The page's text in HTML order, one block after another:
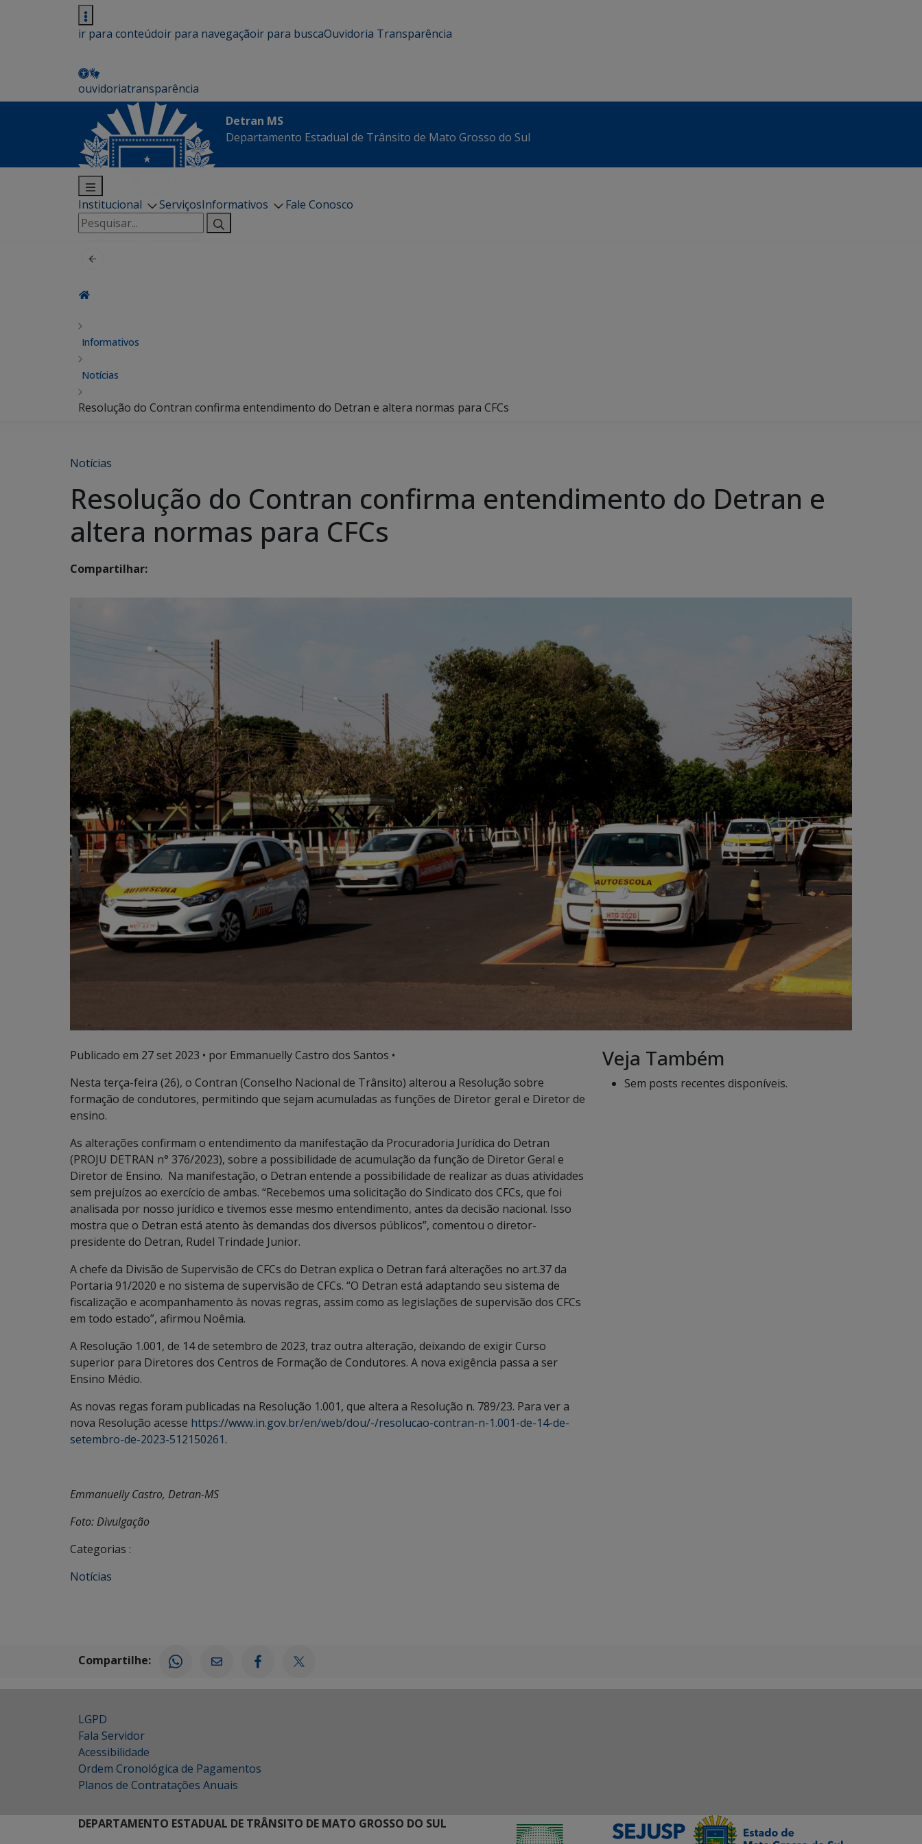
ir para conteúdoir para navegaçãoir para buscaOuvidoria Transparência
ouvidoriatransparência
Detran MS
Departamento Estadual de Trânsito de Mato Grosso do Sul
Institucional ServiçosInformativos
Fale Conosco
Pesquisar
por:
Informativos
Notícias
Resolução do Contran confirma entendimento do Detran e altera normas para CFCs
Notícias
Resolução do Contran confirma entendimento do Detran e
altera normas para CFCs
Compartilhar:
Publicado em 27 set 2023 • por Emmanuelly Castro dos Santos •
Nesta terça-feira (26), o Contran (Conselho Nacional de Trânsito) alterou a Resolução sobre
formação de condutores, permitindo que sejam acumuladas as funções de Diretor geral e Diretor de
ensino.
As alterações confirmam o entendimento da manifestação da Procuradoria Jurídica do Detran
(PROJU DETRAN n° 376/2023), sobre a possibilidade de acumulação da função de Diretor Geral e
Diretor de Ensino. Na manifestação, o Detran entende a possibilidade de realizar as duas atividades
sem prejuízos ao exercício de ambas. “Recebemos uma solicitação do Sindicato dos CFCs, que foi
analisada por nosso jurídico e tivemos esse mesmo entendimento, antes da decisão nacional. Isso
mostra que o Detran está atento às demandas dos diversos públicos”, comentou o diretor-
presidente do Detran, Rudel Trindade Junior.
A chefe da Divisão de Supervisão de CFCs do Detran explica o Detran fará alterações no art.37 da
Portaria 91/2020 e no sistema de supervisão de CFCs. “O Detran está adaptando seu sistema de
fiscalização e acompanhamento às novas regras, assim como as legislações de supervisão dos CFCs
em todo estado”, afirmou Noêmia.
A Resolução 1.001, de 14 de setembro de 2023, traz outra alteração, deixando de exigir Curso
superior para Diretores dos Centros de Formação de Condutores. A nova exigência passa a ser
Ensino Médio.
As novas regas foram publicadas na Resolução 1.001, que altera a Resolução n. 789/23. Para ver a
nova Resolução acesse https://www.in.gov.br/en/web/dou/-/resolucao-contran-n-1.001-de-14-de-
setembro-de-2023-512150261.
Emmanuelly Castro, Detran-MS
Foto: Divulgação
Categorias :
Notícias
Veja Também
Sem posts recentes disponíveis.
Compartilhe:
LGPD
Fala Servidor
Acessibilidade
Ordem Cronológica de Pagamentos
Planos de Contratações Anuais
DEPARTAMENTO ESTADUAL DE TRÂNSITO DE MATO GROSSO DO SUL